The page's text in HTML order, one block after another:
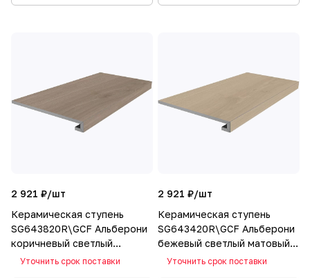
2 921 ₽/шт
Керамическая ступень
SG643820R\GCF Альберони
коричневый светлый
матовый обрезной 60х33
Уточнить срок поставки
2 921 ₽/шт
Керамическая ступень
SG643420R\GCF Альберони
бежевый светлый матовый
обрезной 60х33
Уточнить срок поставки